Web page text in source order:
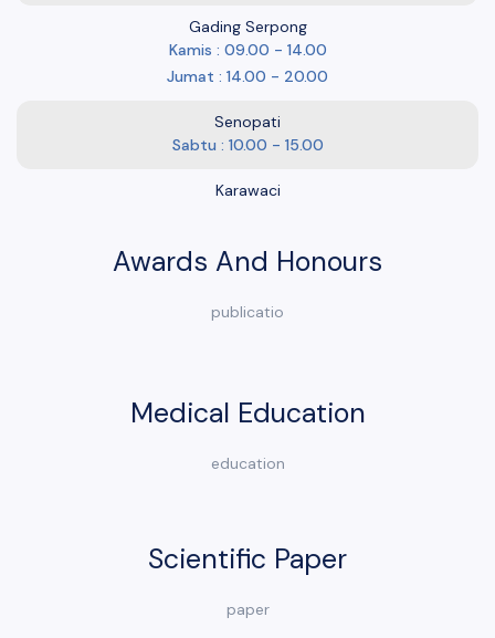
Gading Serpong
Kamis : 09.00 - 14.00
Jumat : 14.00 - 20.00
Senopati
Sabtu : 10.00 - 15.00
Karawaci
Awards And Honours
publicatio
Medical Education
education
Scientific Paper
paper